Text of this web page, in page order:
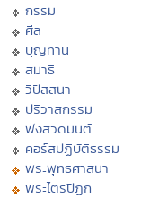
กรรม
ศีล
บุญทาน
สมาธิ
วิปัสสนา
ปริวาสกรรม
ฟังสวดมนต์
คอร์สปฏิบัติธรรม
พระพุทธศาสนา
พระไตรปิฏก